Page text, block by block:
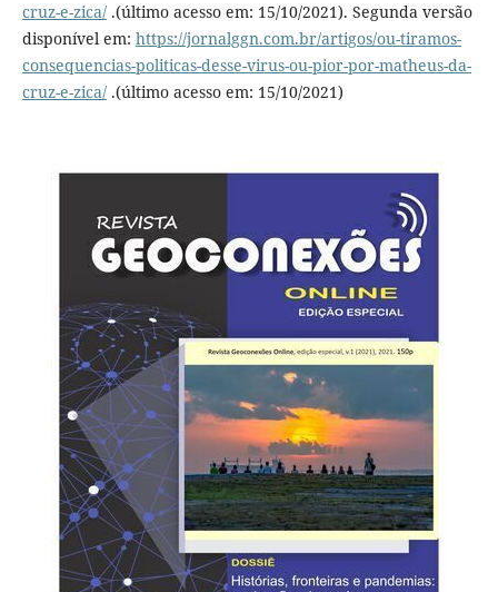
cruz-e-zica/.(último acesso em: 15/10/2021). Segunda versão
disponível em: https://jornalggn.com.br/artigos/ou-tiramos-
consequencias-politicas-desse-virus-ou-pior-por-matheus-da-
cruz-e-zica/.(último acesso em: 15/10/2021)